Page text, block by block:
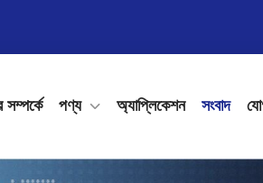
পণ্য অ্যাপ্লিকেশন সংবাদ